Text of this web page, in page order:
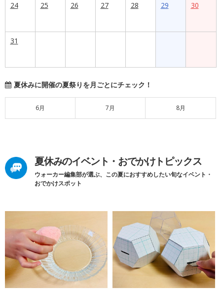
24 25 26 27 28 29 30
31
夏休みに開催の夏祭りを月ごとにチェック！
6月 7月 8月
夏休みのイベント・おでかけトピックス
ウォーカー編集部が選ぶ、この夏におすすめしたい旬なイベント・
おでかけスポット